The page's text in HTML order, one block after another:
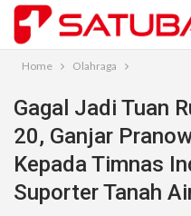
Home Olahraga
Gagal Jadi Tuan
20, Ganjar
Kepada Timnas
Suporter Tanah